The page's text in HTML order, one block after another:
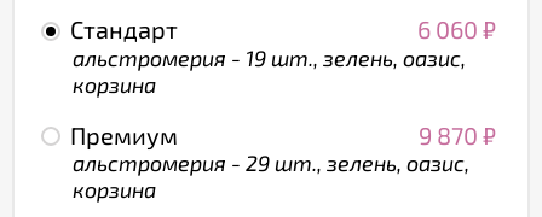
Стандарт 6 060 ₽
альстромерия - 19 шт., зелень, оазис,
корзина
Премиум 9 870 ₽
альстромерия - 29 шт., зелень, оазис,
корзина